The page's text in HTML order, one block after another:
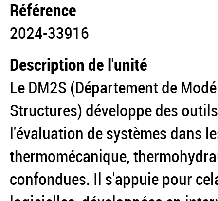
Référence
2024-33916
Description de l'unité
Le DM2S (Département de
Structures) développe des
l'évaluation de systèmes dans
thermomécanique,
confondues. Il s'appuie pour